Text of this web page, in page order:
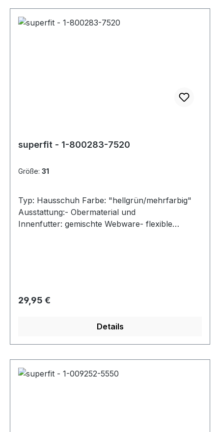
superfit - 1-800283-7520
Größe: 31
Typ: Hausschuh Farbe: "hellgrün/mehrfarbig"
Ausstattung:- Obermaterial und
Innenfutter: gemischte Webware- flexible
Regulärer Preis:
29,95 €
Details